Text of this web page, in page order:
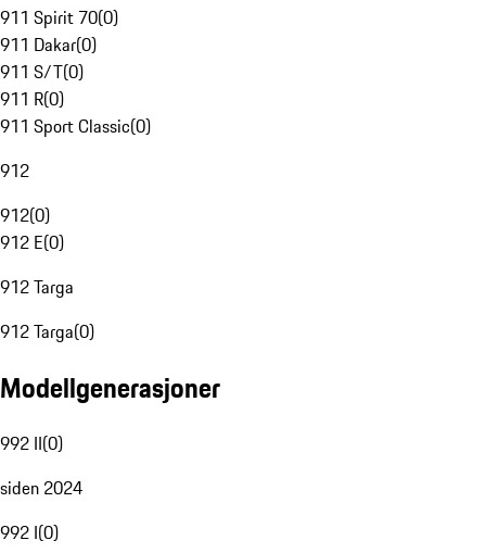
911 Spirit 70(0)
911 Dakar(0)
911 S/T(0)
911 R(0)
911 Sport Classic(0)
912
912(0)
912 E(0)
912 Targa
912 Targa(0)
Modellgenerasjoner
992 II(0)
siden 2024
992 I(0)